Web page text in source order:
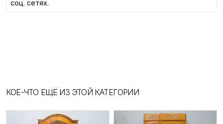
соц. сетях.
КОЕ-ЧТО ЕЩЁ ИЗ ЭТОЙ КАТЕГОРИИ